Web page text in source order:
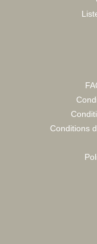
Conditions